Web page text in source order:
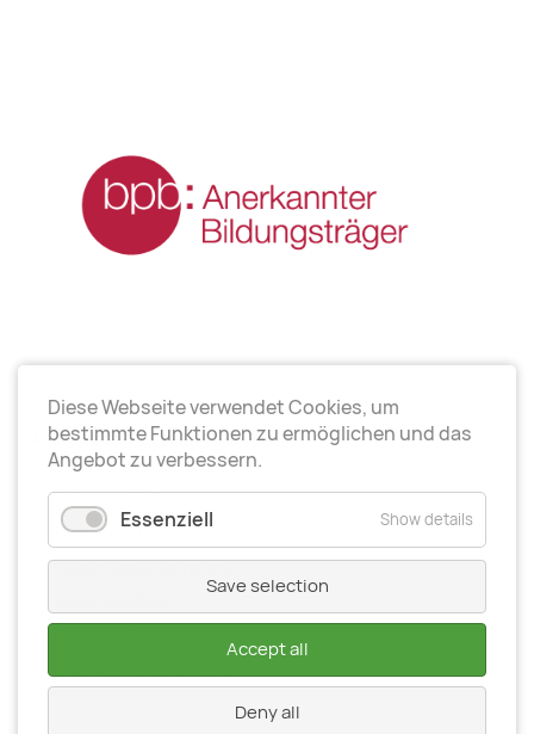
Arbeitsrichtungen
Politische Bildung
Elternarbeit
Kinder- und Jugendarbeit
Organisationsentwiсklung
Diese Webseite verwendet Cookies, um
bestimmte Funktionen zu ermöglichen und das
Angebot zu verbessern.
Essenziell Show details
Save selection
Accept all
Deny all